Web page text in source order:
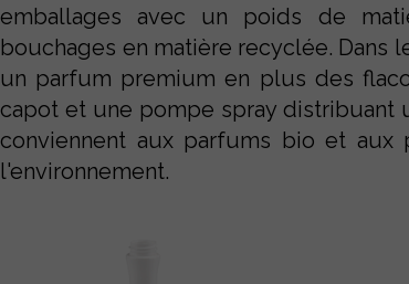
emballages avec un poids de
bouchages en matière recyclée. Dans
un parfum premium en plus des
capot et une pompe spray distribuant
conviennent aux parfums bio et
l'environnement.